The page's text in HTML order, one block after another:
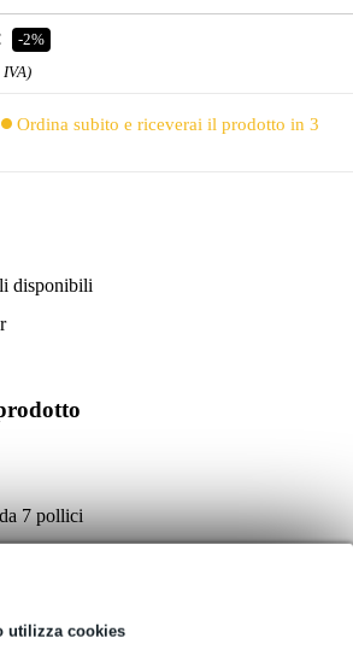
utilizza cookies
-2%
Ordina subito e riceverai il prodotto in 3
disponibili
7 pollici